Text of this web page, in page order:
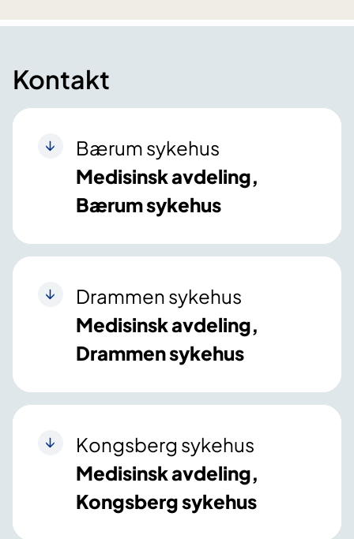
Kontakt
Bærum sykehus
Medisinsk avdeling,
Bærum sykehus
Drammen sykehus
Medisinsk avdeling,
Drammen sykehus
Kongsberg sykehus
Medisinsk avdeling,
Kongsberg sykehus